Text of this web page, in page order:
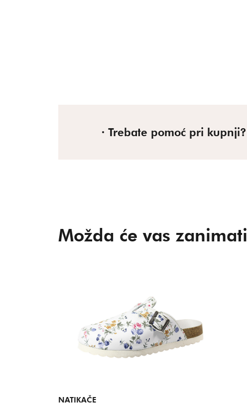
Trebate pomoć pri kupnji?
Možda će vas zanimati
NATIKAČE